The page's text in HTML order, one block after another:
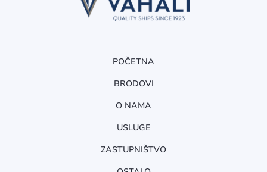
POČETNA
BRODOVI
O NAMA
USLUGE
ZASTUPNIŠTVO